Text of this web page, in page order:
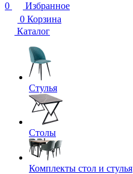
0
Избранное
0 Корзина
Каталог
Стулья
Столы
Комплекты стол и стулья